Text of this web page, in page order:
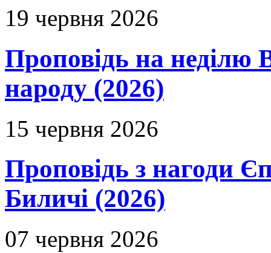
19 червня 2026
Проповідь на неділю
народу (2026)
15 червня 2026
Проповідь з нагоди
Биличі (2026)
07 червня 2026